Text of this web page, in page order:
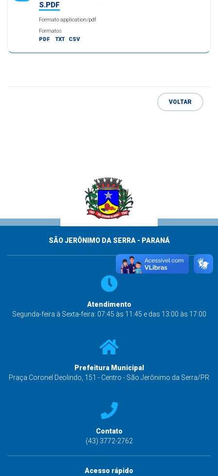
S.PDF
Formato application/pdf
Formatos
PDF
TXT CSV
VOLTAR
SÃO JERÔNIMO DA SERRA - PARANÁ
Atendimento
Segunda-feira à Sexta-feira: 07:45 às 11:45 e das 13:00 às 17:00
Prefeitura Municipal
Praça Coronel Deolindo, 151 - Centro - São Jerônimo da Serra/PR
Contato
(43) 3772-2762
Acesso rápido